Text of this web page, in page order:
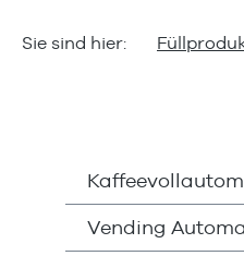
Vending